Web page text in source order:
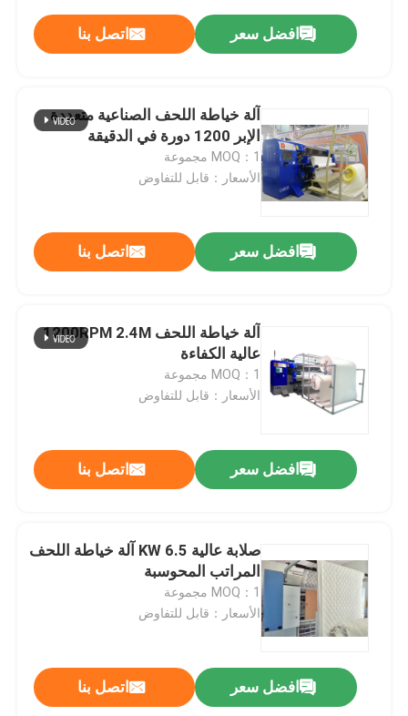
افضل سعر اتصل بنا
آلة خياطة اللحف الصناعية متعددة
الإبر 1200 دورة في الدقيقة
MOQ：1 مجموعة
الأسعار：قابل للتفاوض
افضل سعر اتصل بنا
آلة خياطة اللحف 1200RPM 2.4M
عالية الكفاءة
MOQ：1 مجموعة
الأسعار：قابل للتفاوض
افضل سعر اتصل بنا
صلابة عالية 6.5 KW آلة خياطة اللحف
المراتب المحوسبة
MOQ：1 مجموعة
الأسعار：قابل للتفاوض
افضل سعر اتصل بنا